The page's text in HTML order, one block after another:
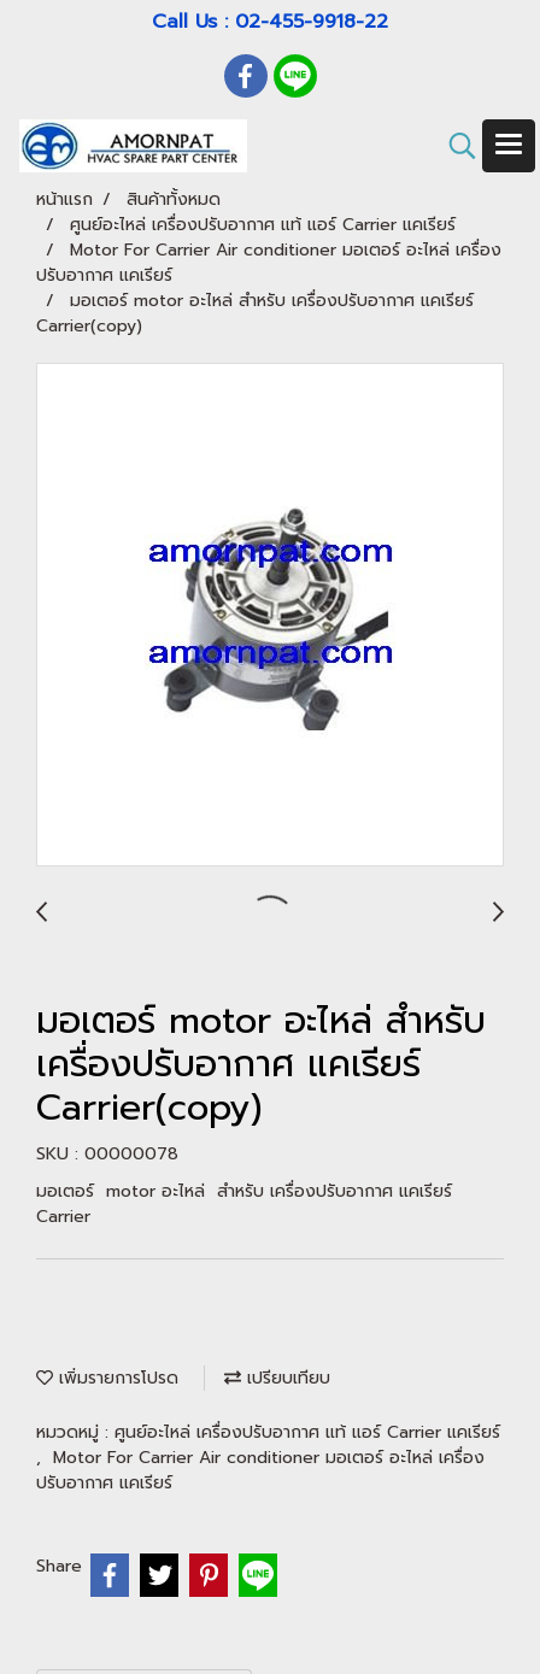
Call Us : 02-455-9918-22
หน้าแรก
สินค้าทั้งหมด
ศูนย์อะไหล่ เครื่องปรับอากาศ แท้ แอร์ Carrier แคเรียร์
Motor For Carrier Air conditioner มอเตอร์ อะไหล่ เครื่อง
ปรับอากาศ แคเรียร์
มอเตอร์ motor อะไหล่ สำหรับ เครื่องปรับอากาศ แคเรียร์
Carrier(copy)
มอเตอร์ motor อะไหล่ สำหรับ
เครื่องปรับอากาศ แคเรียร์
Carrier(copy)
SKU : 00000078
มอเตอร์ motor อะไหล่ สำหรับ เครื่องปรับอากาศ แคเรียร์
Carrier
เพิ่มรายการโปรด เปรียบเทียบ
หมวดหมู่ : ศูนย์อะไหล่ เครื่องปรับอากาศ แท้ แอร์ Carrier แคเรียร์
, Motor For Carrier Air conditioner มอเตอร์ อะไหล่ เครื่อง
ปรับอากาศ แคเรียร์
Share